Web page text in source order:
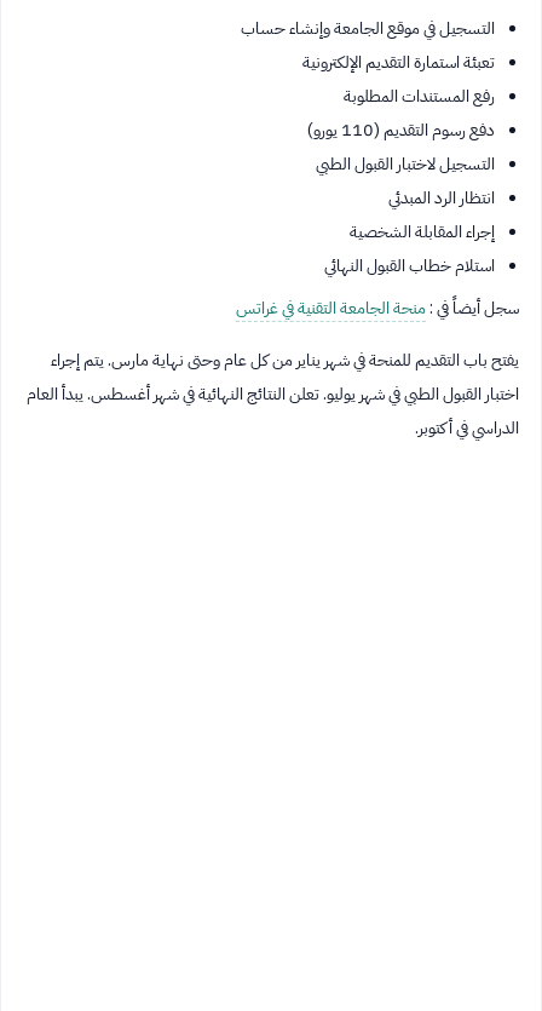
التسجيل في موقع الجامعة وإنشاء حساب
تعبئة استمارة التقديم الإلكترونية
رفع المستندات المطلوبة
دفع رسوم التقديم (110 يورو)
التسجيل لاختبار القبول الطبي
انتظار الرد المبدئي
إجراء المقابلة الشخصية
استلام خطاب القبول النهائي
سجل أيضاً في :منحة الجامعة التقنية في غراتس
يفتح باب التقديم للمنحة في شهر يناير من كل عام وحتى نهاية مارس. يتم إجراء
اختبار القبول الطبي في شهر يوليو. تعلن النتائج النهائية في شهر أغسطس. يبدأ العام
الدراسي في أكتوبر.